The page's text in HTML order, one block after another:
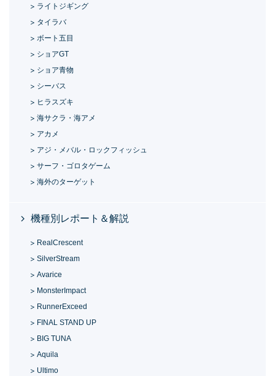
ライトジギング
タイラバ
ボート五目
ショアGT
ショア青物
シーバス
ヒラスズキ
海サクラ・海アメ
アカメ
アジ・メバル・ロックフィッシュ
サーフ・ゴロタゲーム
海外のターゲット
機種別レポート＆解説
RealCrescent
SilverStream
Avarice
MonsterImpact
RunnerExceed
FINAL STAND UP
BIG TUNA
Aquila
Ultimo